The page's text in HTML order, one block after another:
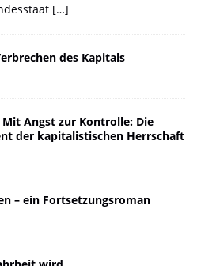
[…]
des Kapitals
Angst zur Kontrolle: Die
der kapitalistischen Herrschaft
– ein Fortsetzungsroman